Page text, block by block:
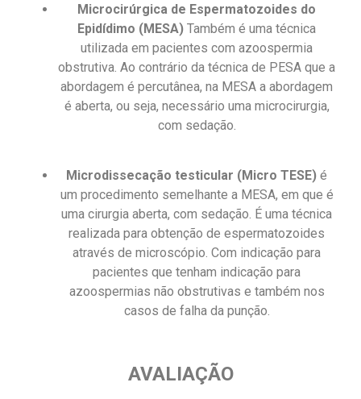
Microcirúrgica de Espermatozoides do
Epidídimo (MESA) Também é uma técnica
utilizada em pacientes com azoospermia
obstrutiva. Ao contrário da técnica de PESA que a
abordagem é percutânea, na MESA a abordagem
é aberta, ou seja, necessário uma microcirurgia,
com sedação.
Microdissecação testicular (Micro TESE) é
um procedimento semelhante a MESA, em que é
uma cirurgia aberta, com sedação. É uma técnica
realizada para obtenção de espermatozoides
através de microscópio. Com indicação para
pacientes que tenham indicação para
azoospermias não obstrutivas e também nos
casos de falha da punção.
AVALIAÇÃO